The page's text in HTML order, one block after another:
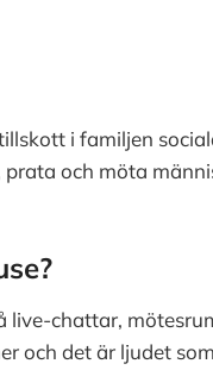
i familjen
och möta
live-chattar,
och det är ljudet